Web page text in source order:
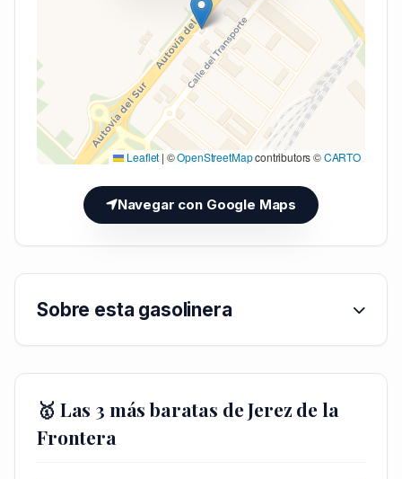
Cargando mapa (V7 Inline)...
Leaflet | ©OpenStreetMapcontributors ©CARTO
Navegar con Google Maps
Sobre esta gasolinera
🥇 Las 3 más baratas de Jerez de la
Frontera